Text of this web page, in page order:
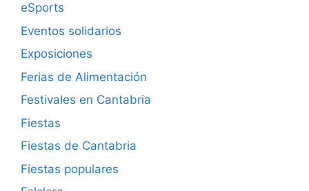
eSports
Eventos solidarios
Exposiciones
Ferias de Alimentación
Festivales en Cantabria
Fiestas
Fiestas de Cantabria
Fiestas populares